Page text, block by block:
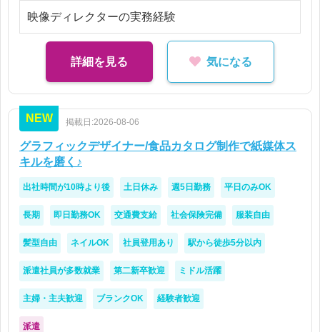
映像ディレクターの実務経験
詳細を見る 気になる
NEW 掲載日:2026-08-06
グラフィックデザイナー/食品カタログ制作で紙媒体ス
キルを磨く♪
出社時間が10時より後 土日休み 週5日勤務 平日のみOK
長期 即日勤務OK 交通費支給 社会保険完備 服装自由
髪型自由 ネイルOK 社員登用あり 駅から徒歩5分以内
派遣社員が多数就業 第二新卒歓迎 ミドル活躍
主婦・主夫歓迎 ブランクOK 経験者歓迎
派遣